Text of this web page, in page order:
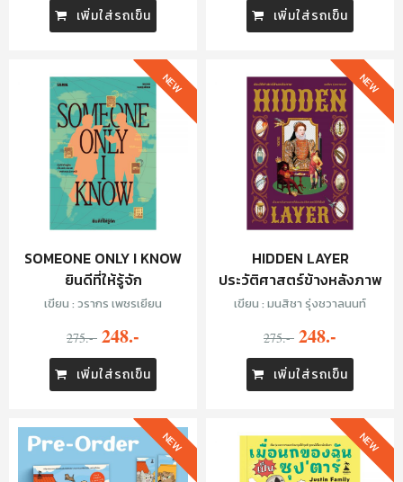
เพิ่มใส่รถเข็น เพิ่มใส่รถเข็น
SOMEONE ONLY I KNOW
ยินดีที่ให้รู้จัก
เขียน : วรากร เพชรเยียน
275.- 248.-
เพิ่มใส่รถเข็น
NEW
HIDDEN LAYER
ประวัติศาสตร์ข้างหลังภาพ
เขียน : มนสิชา รุ่งชวาลนนท์
275.- 248.-
เพิ่มใส่รถเข็น
NEW
NEW NEW